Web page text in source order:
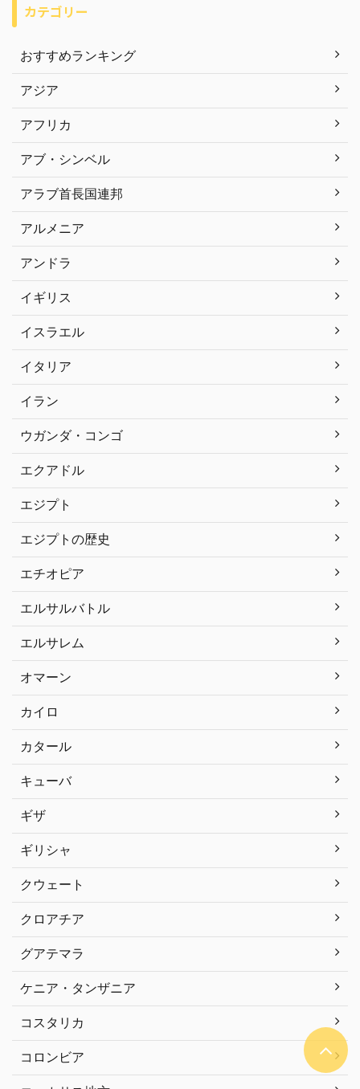
カテゴリー
おすすめランキング
アジア
アフリカ
アブ・シンベル
アラブ首長国連邦
アルメニア
アンドラ
イギリス
イスラエル
イタリア
イラン
ウガンダ・コンゴ
エクアドル
エジプト
エジプトの歴史
エチオピア
エルサルバトル
エルサレム
オマーン
カイロ
カタール
キューバ
ギザ
ギリシャ
クウェート
クロアチア
グアテマラ
ケニア・タンザニア
コスタリカ
コロンビア